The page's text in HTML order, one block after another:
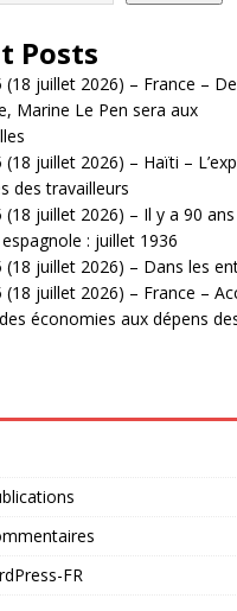
Posts
(18 juillet 2026) – France –
Marine Le Pen sera aux
(18 juillet 2026) – Haïti –
des travailleurs
(18 juillet 2026) – Il y a 90
: juillet 1936
(18 juillet 2026) – Dans les
(18 juillet 2026) – France –
économies aux dépens
FR